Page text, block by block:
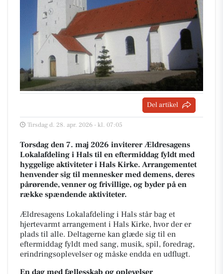
Del artikel
Tirsdag d. 28. apr. 2026 - kl. 07:05
Torsdag den 7. maj 2026 inviterer Ældresagens
Lokalafdeling i Hals til en eftermiddag fyldt med
hyggelige aktiviteter i Hals Kirke. Arrangementet
henvender sig til mennesker med demens, deres
pårørende, venner og frivillige, og byder på en
række spændende aktiviteter.
Ældresagens Lokalafdeling i Hals står bag et
hjertevarmt arrangement i Hals Kirke, hvor der er
plads til alle. Deltagerne kan glæde sig til en
eftermiddag fyldt med sang, musik, spil, foredrag,
erindringsoplevelser og måske endda en udflugt.
En dag med fællesskab og oplevelser